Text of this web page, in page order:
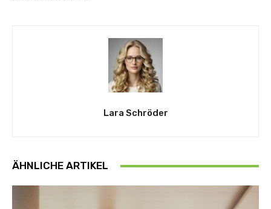
Lara Schröder
ÄHNLICHE ARTIKEL